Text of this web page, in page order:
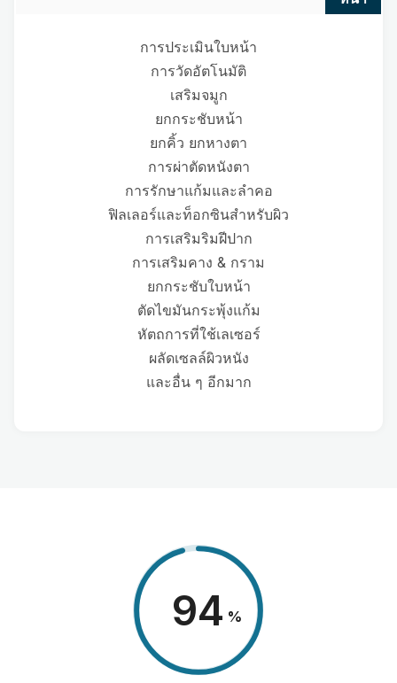
การประเมินใบหน้า
การวัดอัตโนมัติ
เสริมจมูก
ยกกระชับหน้า
ยกคิ้ว ยกหางตา
การผ่าตัดหนังตา
การรักษาแก้มและลำคอ
ฟิลเลอร์และท็อกซินสำหรับผิว
การเสริมริมฝีปาก
การเสริมคาง & กราม
ยกกระชับใบหน้า
ตัดไขมันกระพุ้งแก้ม
หัตถการที่ใช้เลเซอร์
ผลัดเซลล์ผิวหนัง
และอื่น ๆ อีกมาก
98 %